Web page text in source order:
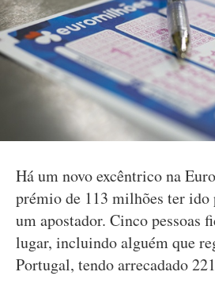
Há um novo excêntrico na
prémio de 113 milhões ter ido
um apostador. Cinco pessoas
lugar, incluindo alguém que
Portugal, tendo arrecadado